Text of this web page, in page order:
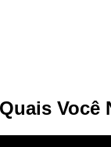
Você